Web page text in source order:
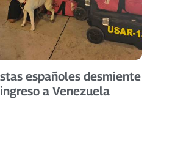
españoles desmiente
a Venezuela